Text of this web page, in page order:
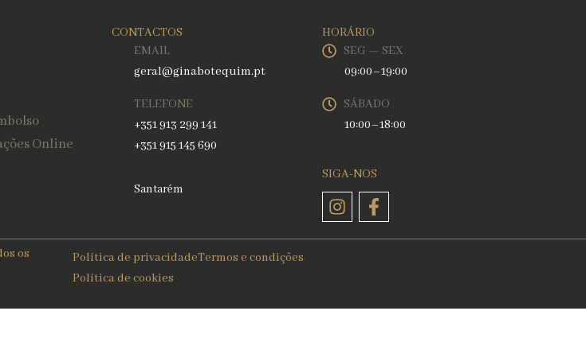
Online
CONTACTOS
EMAIL
geral@ginabotequim.pt
TELEFONE
+351 913 299 141
+351 915 145 690
Santarém
HORÁRIO
SEG — SEX
09:00–19:00
SÁBADO
10:00–18:00
SIGA-NOS
InstagramFacebook-
f
os
Política de privacidadeTermos e condições
Política de cookies